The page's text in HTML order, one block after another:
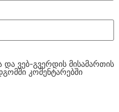
ვებ-გვერდის მისამართის
კომენტარებში